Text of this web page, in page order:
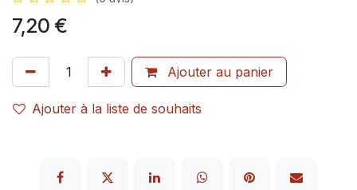
7,20 €
Ajouter au panier
Ajouter à la liste de souhaits